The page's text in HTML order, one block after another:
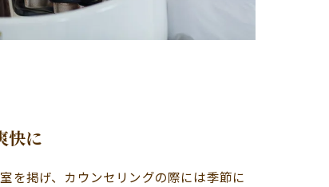
快に
を掲げ、カウンセリングの際には季節に